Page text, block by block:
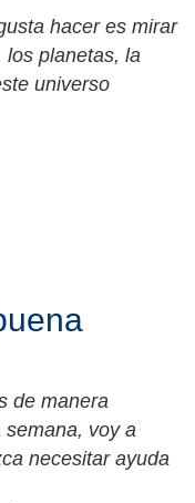
hacer es mirar
los planetas, la
universo
de manera
voy a
necesitar ayuda